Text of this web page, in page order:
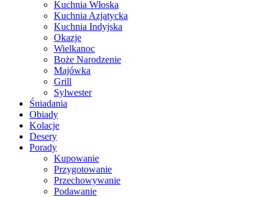
Kuchnia Włoska
Kuchnia Azjatycka
Kuchnia Indyjska
Okazje
Wielkanoc
Boże Narodzenie
Majówka
Grill
Sylwester
Śniadania
Obiady
Kolacje
Desery
Porady
Kupowanie
Przygotowanie
Przechowywanie
Podawanie